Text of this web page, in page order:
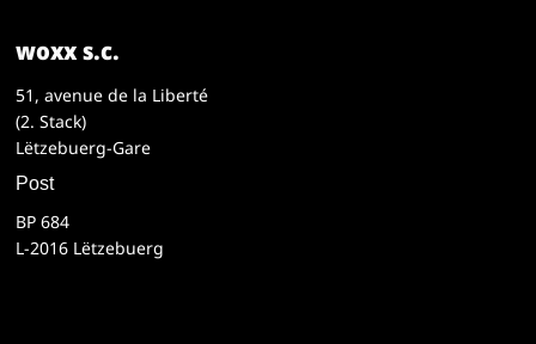
woxx s.c.
51, avenue de la Liberté
(2. Stack)
Lëtzebuerg-Gare
Post
BP 684
L-2016 Lëtzebuerg